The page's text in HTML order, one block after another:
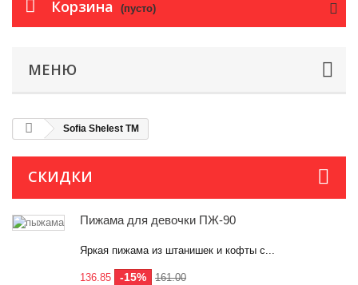
Корзина (пусто)
МЕНЮ
Sofia Shelest TM
Категории
СКИДКИ
Пижама для девочки ПЖ-90
Яркая пижама из штанишек и кофты с...
136.85 -15% 161.00